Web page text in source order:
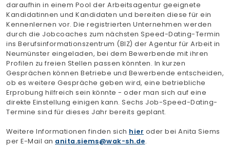
daraufhin in einem Pool der Arbeitsagentur geeignete
Kandidatinnen und Kandidaten und bereiten diese für ein
Kennenlernen vor. Die registrierten Unternehmen werden
durch die Jobcoaches zum nächsten Speed-Dating-Termin
ins Berufsinformationszentrum (BIZ) der Agentur für Arbeit in
Neumünster eingeladen, bei dem Bewerbende mit ihren
Profilen zu freien Stellen passen könnten. In kurzen
Gesprächen können Betriebe und Bewerbende entscheiden,
ob es weitere Gespräche geben wird, eine betriebliche
Erprobung hilfreich sein könnte - oder man sich auf eine
direkte Einstellung einigen kann. Sechs Job-Speed-Dating-
Termine sind für dieses Jahr bereits geplant.
Weitere Informationen finden sich hier oder bei Anita Siems
per E-Mail an anita.siems wak-sh.de.